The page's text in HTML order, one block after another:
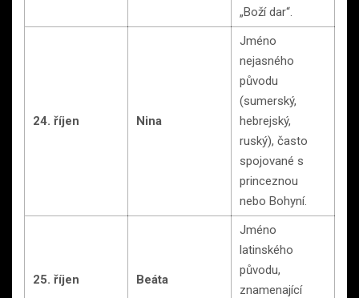
„Boží dar“.
24. říjen Nina
Jméno
nejasného
původu
(sumerský,
hebrejský,
ruský), často
spojované s
princeznou
nebo Bohyní.
25. říjen Beáta
Jméno
latinského
původu,
znamenající